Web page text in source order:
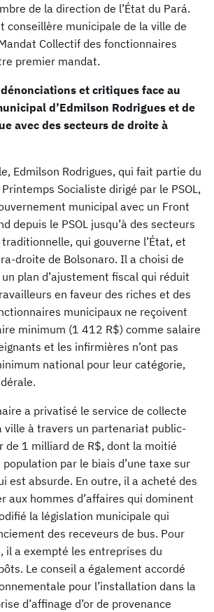
de la direction de l’État du Pará.
conseillère municipale de la ville de
Collectif des fonctionnaires
premier mandat.
et critiques face au
d’Edmilson Rodrigues et de
avec des secteurs de droite à
Edmilson Rodrigues, qui fait partie du
Socialiste dirigé par le PSOL,
municipal avec un Front
depuis le PSOL jusqu’à des secteurs
qui gouverne l’État, et
droite de Bolsonaro. Il a choisi de
plan d’ajustement fiscal qui réduit
en faveur des riches et des
municipaux ne reçoivent
minimum (1 412 R$) comme salaire
et les infirmières n’ont pas
national pour leur catégorie,
a privatisé le service de collecte
ville à travers un partenariat public-
de 1 milliard de R$, dont la moitié
par le biais d’une taxe sur
est absurde. En outre, il a acheté des
aux hommes d’affaires qui dominent
la législation municipale qui
des receveurs de bus. Pour
il a exempté les entreprises du
Le conseil a également accordé
pour l’installation dans la
d’affinage d’or de provenance